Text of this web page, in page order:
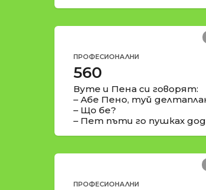
ПРОФЕСИОНАЛНИ
560
Вуте и Пена си говорят:
– Абе Пено, туй
– Що бе?
– Пет пъти го пушках
ПРОФЕСИОНАЛНИ